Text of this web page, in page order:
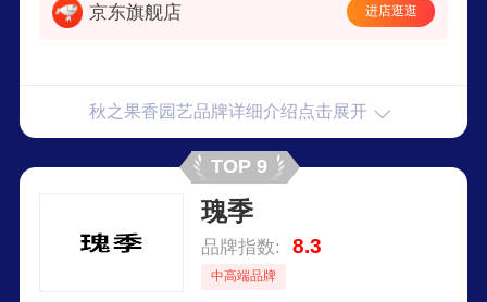
京东旗舰店 进店逛逛
秋之果香园艺品牌详细介绍点击展开
TOP 9
瑰季
品牌指数: 8.3
中高端品牌